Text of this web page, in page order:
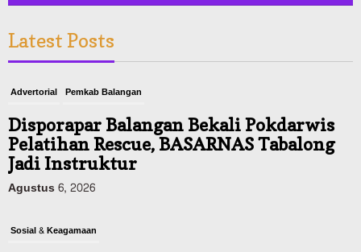
Latest Posts
Advertorial Pemkab Balangan
Disporapar Balangan Bekali Pokdarwis
Pelatihan Rescue, BASARNAS Tabalong
Jadi Instruktur
Agustus 6, 2026
Sosial & Keagamaan